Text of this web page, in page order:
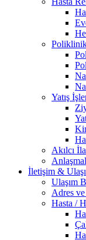
Yatış
Akılcı
İletişim &
Ulaşım
Adres
Hasta /